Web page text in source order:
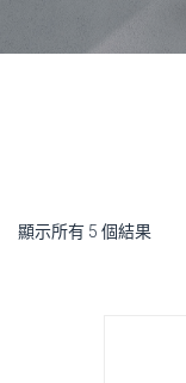
顯示所有 5 個結果